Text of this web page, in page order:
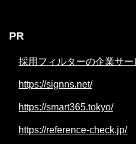
PR
採用フィルターの企業サー
https://signns.net/
https://smart365.tokyo/
https://reference-check.jp/